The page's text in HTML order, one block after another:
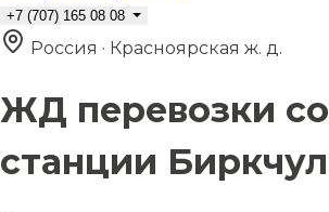
+7 (707) 165 08 08
Россия · Красноярская ж. д.
ЖД перевозки со
станции Биркчул